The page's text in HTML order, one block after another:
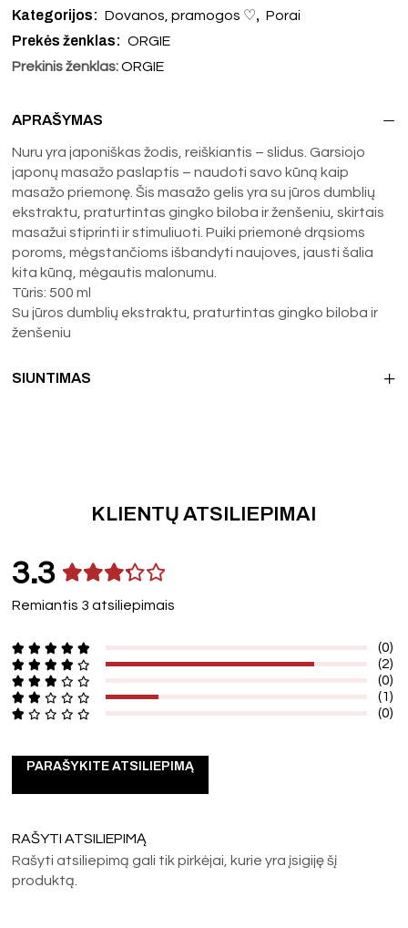
Kategorijos: Dovanos, pramogos ♡, Porai
Prekės ženklas: ORGIE
Prekinis ženklas: ORGIE
APRAŠYMAS
Nuru yra japoniškas žodis, reiškiantis – slidus. Garsiojo
japonų masažo paslaptis – naudoti savo kūną kaip
masažo priemonę. Šis masažo gelis yra su jūros dumblių
ekstraktu, praturtintas gingko biloba ir ženšeniu, skirtais
masažui stiprinti ir stimuliuoti. Puiki priemonė drąsioms
poroms, mėgstančioms išbandyti naujoves, jausti šalia
kita kūną, mėgautis malonumu.
Tūris: 500 ml
Su jūros dumblių ekstraktu, praturtintas gingko biloba ir
ženšeniu
SIUNTIMAS
KLIENTŲ ATSILIEPIMAI
3.3
Remiantis 3 atsiliepimais
(0)
(2)
(0)
(1)
(0)
PARAŠYKITE ATSILIEPIMĄ
RAŠYTI ATSILIEPIMĄ
Rašyti atsiliepimą gali tik pirkėjai, kurie yra įsigiję šį
produktą.